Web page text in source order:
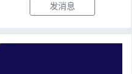
发消息